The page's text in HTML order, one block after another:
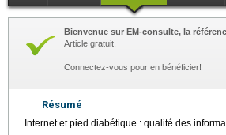
Bienvenue sur EM-consulte, la
Article gratuit.
Connectez-vous pour en bénéficier!
Résumé
Internet et pied diabétique : qualité des